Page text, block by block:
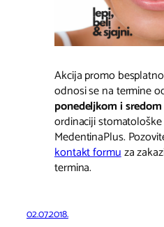
Akcija promo
odnosi se na termine
ponedeljkom i
ordinaciji
MedentinaPlus.
kontakt formuza
termina.
02.07.2018.